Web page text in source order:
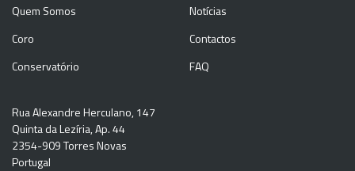
Quem Somos
Coro
Conservatório
Notícias
Contactos
FAQ
Rua Alexandre Herculano, 147
Quinta da Lezíria, Ap. 44
2354-909 Torres Novas
Portugal